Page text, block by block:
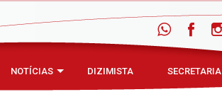
NOTÍCIAS DIZIMISTA SECRETARIA